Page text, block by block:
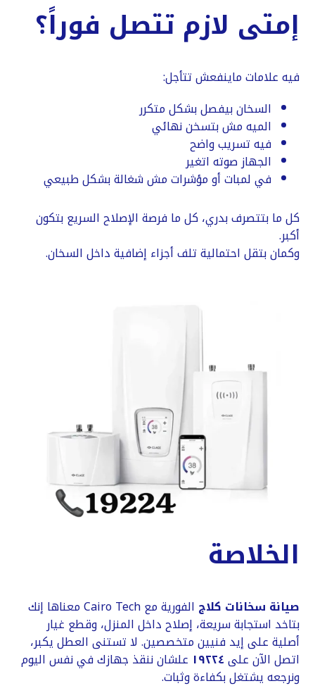
إمتى لازم تتصل فوراً؟
فيه علامات ماينفعش تتأجل:
السخان بيفصل بشكل متكرر
الميه مش بتسخن نهائي
فيه تسريب واضح
الجهاز صوته اتغير
في لمبات أو مؤشرات مش شغالة بشكل طبيعي
كل ما بتتصرف بدري، كل ما فرصة الإصلاح السريع بتكون
أكبر.
وكمان بتقل احتمالية تلف أجزاء إضافية داخل السخان.
الخلاصة
صيانة سخانات كلاج
الفورية مع Cairo Tech معناها إنك
بتاخد استجابة سريعة، إصلاح داخل المنزل، وقطع غيار
أصلية على إيد فنيين متخصصين. لا تستنى العطل يكبر،
اتصل الآن على١٩٢٢٤ علشان ننقذ جهازك في نفس اليوم
ونرجعه يشتغل بكفاءة وثبات.